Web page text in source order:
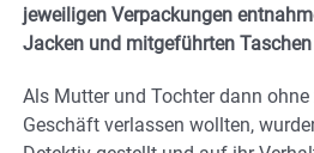
jeweiligen Verpackungen
Jacken und mitgeführten
Als Mutter und Tochter dann
Geschäft verlassen wollten,